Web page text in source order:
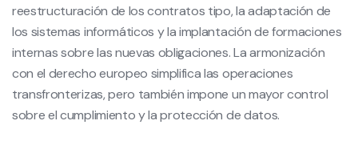
reestructuración de los contratos tipo, la adaptación de
los sistemas informáticos y la implantación de formaciones
internas sobre las nuevas obligaciones. La armonización
con el derecho europeo simplifica las operaciones
transfronterizas, pero también impone un mayor control
sobre el cumplimiento y la protección de datos.